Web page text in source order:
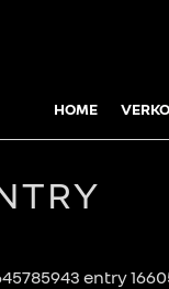
HOME
entry